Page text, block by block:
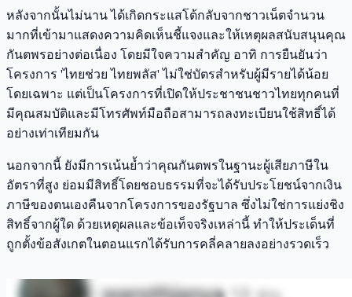
หลังจากนั้นไม่นาน ได้เกิดกระแสโต้กลับจากชาวเน็ตจำนวน
มากที่เข้ามาแสดงความคิดเห็นชี้แจงและให้เหตุผลสนับสนุนคุณ
กันตพรอย่างต่อเนื่อง โดยมีใจความสำคัญ อาทิ การยืนยันว่า
โครงการ 'ไทยช่วย ไทยพลัส' ไม่ใช่บัตรสำหรับผู้มีรายได้น้อย
โดยเฉพาะ แต่เป็นโครงการที่เปิดให้ประชาชนชาวไทยทุกคนที่
มีคุณสมบัติและมีโทรศัพท์มือถือสามารถลงทะเบียนใช้สิทธิ์ได้
อย่างเท่าเทียมกัน
นอกจากนี้ ยังมีการเน้นย้ำว่าคุณกันตพรในฐานะผู้เสียภาษีใน
อัตราที่สูง ย่อมมีสิทธิ์โดยชอบธรรมที่จะได้รับประโยชน์จากเงิน
ภาษีของตนเองคืนจากโครงการของรัฐบาล ซึ่งไม่ใช่การแย่งชิง
สิทธิ์จากผู้ใด ด้วยเหตุผลและข้อเท็จจริงเหล่านี้ ทำให้ประเด็นที่
ถูกตั้งข้อสังเกตในตอนแรกได้รับการคลี่คลายลงอย่างรวดเร็ว